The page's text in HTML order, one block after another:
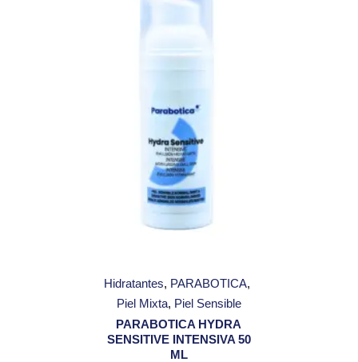
Hidratantes PARABOTICA
Piel Mixta Piel Sensible
PARABOTICA HYDRA
SENSITIVE INTENSIVA 50
ML